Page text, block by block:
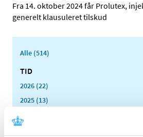
Fra 14. oktober 2024 får Prolutex,
generelt klausuleret tilskud
Alle (514)
TID
2026 (22)
2025 (13)